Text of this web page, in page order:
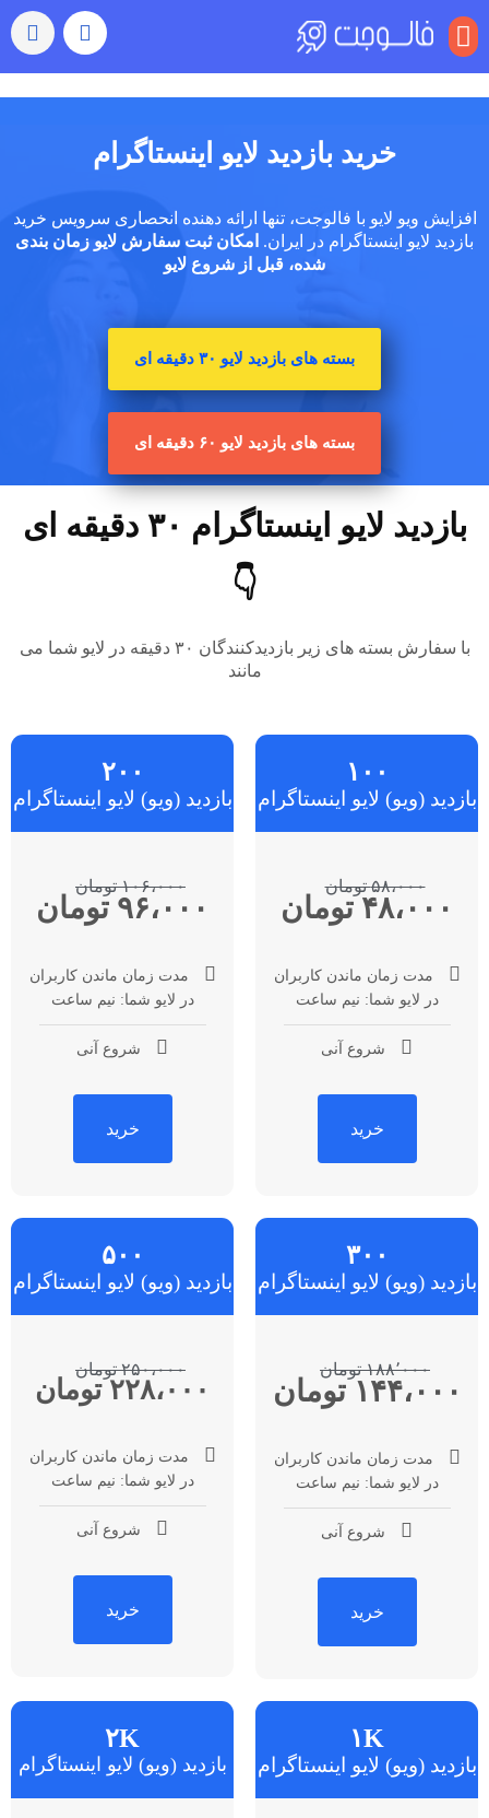
منو
خرید بازدید لایو اینستاگرام
افزایش ویو لایو با فالوجت، تنها ارائه دهنده انحصاری سرویس خرید
بازدید لایو اینستاگرام در ایران. امکان ثبت سفارش لایو زمان بندی
شده، قبل از شروع لایو
بسته های بازدید لایو ۳۰ دقیقه ای
بسته های بازدید لایو ۶۰ دقیقه ای
بازدید لایو اینستاگرام ۳۰ دقیقه ای
👇
با سفارش بسته های زیر بازدیدکنندگان ۳۰ دقیقه در لایو شما می
مانند
۱۰۰
بازدید (ویو) لایو اینستاگرام
۵۸،۰۰۰ تومان
۴۸،۰۰۰ تومان
مدت زمان ماندن کاربران
در لایو شما: نیم ساعت
شروع آنی
خرید
۲۰۰
بازدید (ویو) لایو اینستاگرام
۱۰۶،۰۰۰ تومان
۹۶،۰۰۰ تومان
مدت زمان ماندن کاربران
در لایو شما: نیم ساعت
شروع آنی
خرید
۳۰۰
بازدید (ویو) لایو اینستاگرام
۱۸۸٬۰۰۰ تومان
۱۴۴،۰۰۰ تومان
مدت زمان ماندن کاربران
در لایو شما: نیم ساعت
شروع آنی
خرید
۵۰۰
بازدید (ویو) لایو اینستاگرام
۲۵۰،۰۰۰ تومان
۲۲​۸،۰۰۰ تومان
مدت زمان ماندن کاربران
در لایو شما: نیم ساعت
شروع آنی
خرید
۱K
بازدید (ویو) لایو اینستاگرام
۲K
بازدید (ویو) لایو اینستاگرام